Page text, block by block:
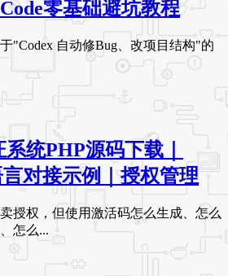
零基础避坑教程
"Codex 自动修Bug、改项目结构"的
统PHP源码下载｜
对接示例｜授权管理
授权，但使用激活码怎么生成、怎么
怎么...